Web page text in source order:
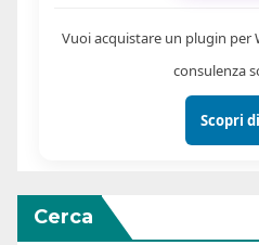
Cerca
Vuoi acquistare un plugin per
consulenza
Scopri